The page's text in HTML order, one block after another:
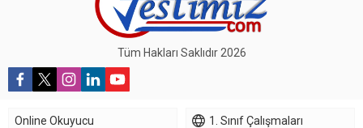
Tüm Hakları Saklıdır 2026
Online Okuyucu 1. Sınıf Çalışmaları